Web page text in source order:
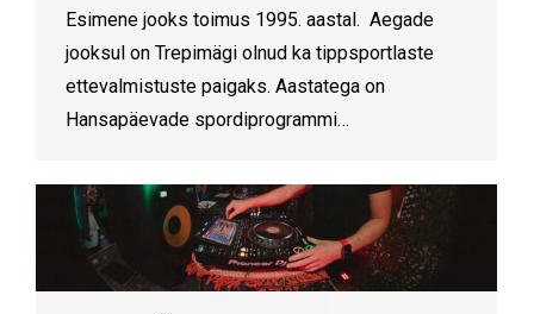
Esimene jooks toimus 1995. aastal. Aegade
jooksul on Trepimägi olnud ka tippsportlaste
ettevalmistuste paigaks. Aastatega on
Hansapäevade spordiprogrammi…